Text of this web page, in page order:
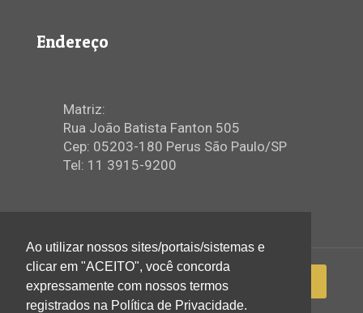
Endereço
Matriz:
Rua João Batista Fanton 505
Cep: 05203-180 Perus São Paulo/SP
Tel: 11 3915-9200
Ao utilizar nossos sites/portais/sistemas e
clicar em "ACEITO", você concorda
expressamente com nossos termos
registrados na Política de Privacidade.